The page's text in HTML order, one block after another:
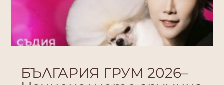
БЪЛГАРИЯ ГРУМ 2026–